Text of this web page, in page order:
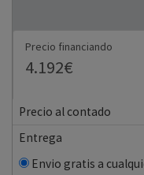
Precio financiando
4.192€
Precio al contado
Entrega
Envio gratis a